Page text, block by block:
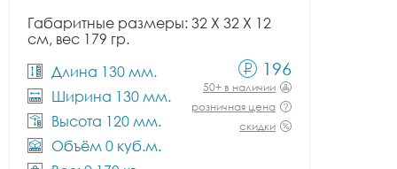
Габаритные размеры: 32 X 32 X 12
см, вес 179 гр.
Длина 130 мм.
Ширина 130 мм.
Высота 120 мм.
Объём 0 куб.м.
196
50+ в наличии
розничная цена
скидки